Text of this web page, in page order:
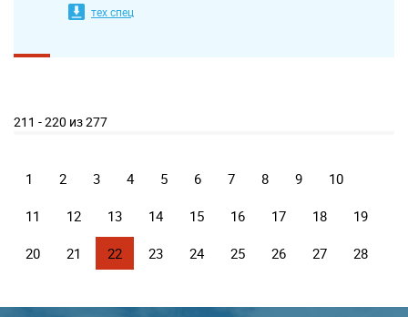
тех спец
211 - 220 из 277
1 2 3 4 5 6 7 8 9 10
11 12 13 14 15 16 17 18 19
20 21 22 23 24 25 26 27 28